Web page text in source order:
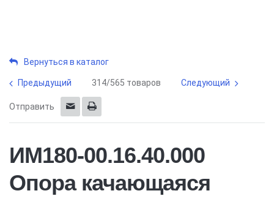
Вернуться в каталог
Предыдущий 314/565 товаров Следующий
Отправить
ИМ180-00.16.40.000
Опора качающаяся